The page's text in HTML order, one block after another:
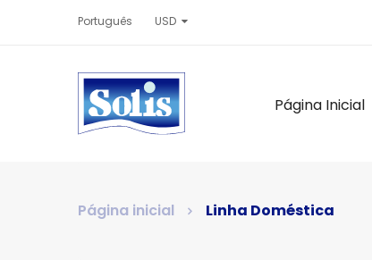
Português USD
Página Inicial
Página inicial Linha Doméstica